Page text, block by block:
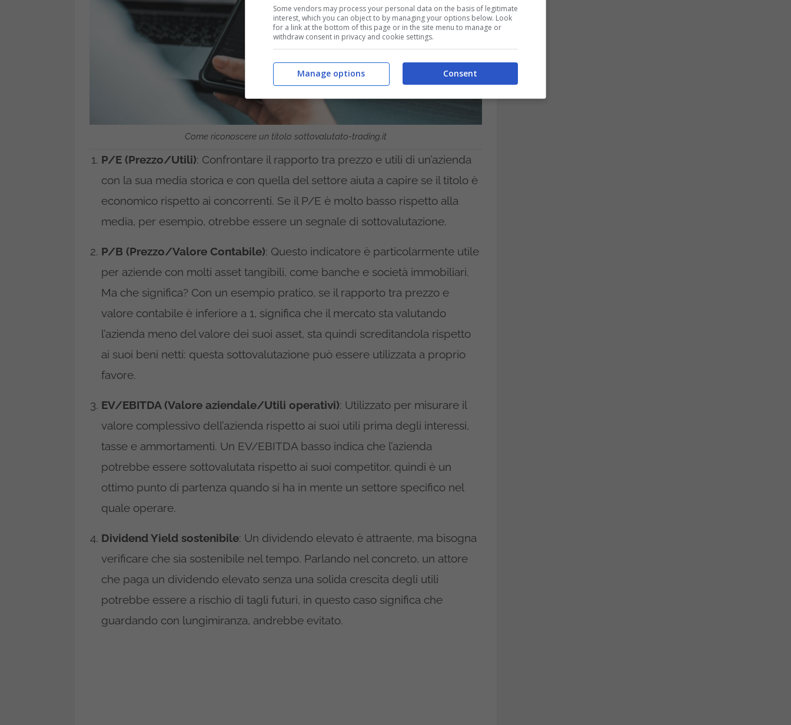
Come riconoscere un titolo sottovalutato-trading.it
P/E (Prezzo/Utili): Confrontare il rapporto tra prezzo e utili di un’azienda
con la sua media storica e con quella del settore aiuta a capire se il titolo è
economico rispetto ai concorrenti. Se il P/E è molto basso rispetto alla
media, per esempio, otrebbe essere un segnale di sottovalutazione.
P/B (Prezzo/Valore Contabile): Questo indicatore è particolarmente utile
per aziende con molti asset tangibili, come banche e società immobiliari.
Ma che significa? Con un esempio pratico, se il rapporto tra prezzo e
valore contabile è inferiore a 1, significa che il mercato sta valutando
l’azienda meno del valore dei suoi asset, sta quindi screditandola rispetto
ai suoi beni netti: questa sottovalutazione può essere utilizzata a proprio
favore.
EV/EBITDA (Valore aziendale/Utili operativi): Utilizzato per misurare il
valore complessivo dell’azienda rispetto ai suoi utili prima degli interessi,
tasse e ammortamenti. Un EV/EBITDA basso indica che l’azienda
potrebbe essere sottovalutata rispetto ai suoi competitor, quindi è un
ottimo punto di partenza quando si ha in mente un settore specifico nel
quale operare.
Dividend Yield sostenibile: Un dividendo elevato è attraente, ma bisogna
verificare che sia sostenibile nel tempo. Parlando nel concreto, un attore
che paga un dividendo elevato senza una solida crescita degli utili
potrebbe essere a rischio di tagli futuri, in questo caso significa che
guardando con lungimiranza, andrebbe evitato.
Some vendors may process your personal data on the basis of legitimate
interest, which you can object to by managing your options below. Look
for a link at the bottom of this page or in the site menu to manage or
withdraw consent in privacy and cookie settings.
Consent
Manage options